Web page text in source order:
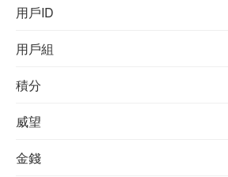
用戶ID
用戶組
積分
威望
金錢